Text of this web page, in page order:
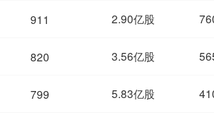
911 2.90亿股
820 3.56亿股
799 5.83亿股